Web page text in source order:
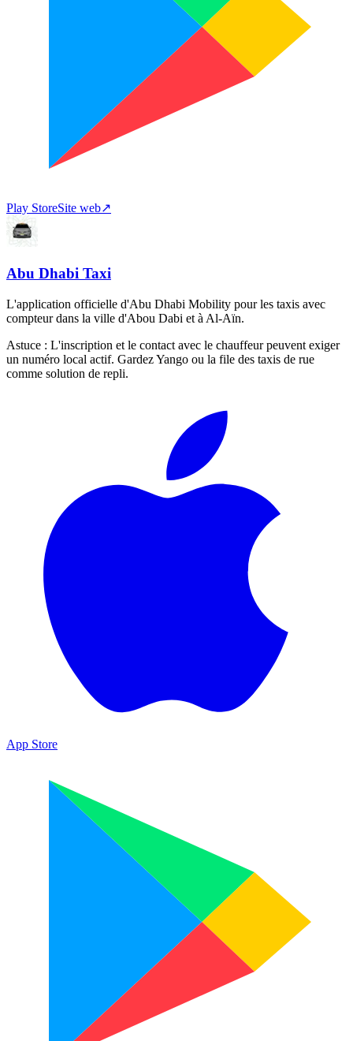
Play StoreSite web↗
Abu Dhabi Taxi
L'application officielle d'Abu Dhabi Mobility pour les taxis avec
compteur dans la ville d'Abou Dabi et à Al-Aïn.
Astuce : L'inscription et le contact avec le chauffeur peuvent exiger
un numéro local actif. Gardez Yango ou la file des taxis de rue
comme solution de repli.
App Store